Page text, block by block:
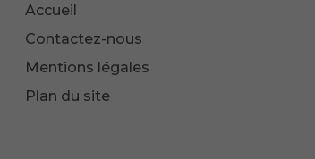
Accueil
Contactez-nous
Mentions légales
Plan du site